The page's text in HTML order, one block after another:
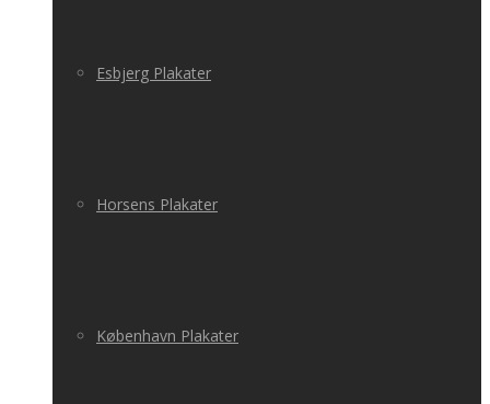
Esbjerg Plakater
Horsens Plakater
København Plakater